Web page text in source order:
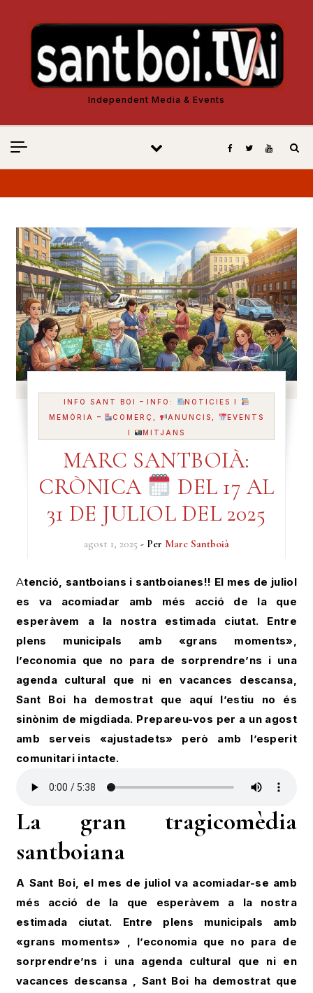
Independent Media & Events
INFO SANT BOI -INFO:
NOTICIES I
MEMÒRIA
- COMERÇ, ANUNCIS,
EVENTS
I
MITJANS
MARC SANTBOIÀ:
CRÒNICA
DEL 17 AL
31 DE JULIOL DEL 2025
agost 1, 2025 - Per Marc Santboià
Atenció, santboians i santboianes!! El mes de juliol
es va acomiadar amb més acció de la que
esperàvem a la nostra estimada ciutat. Entre
plens municipals amb «grans moments»,
l’economia que no para de sorprendre’ns i una
agenda cultural que ni en vacances descansa,
Sant Boi ha demostrat que aquí l’estiu no és
sinònim de migdiada. Prepareu-vos per a un agost
amb serveis «ajustadets» però amb l’esperit
comunitari intacte.
La gran tragicomèdia
santboiana
A Sant Boi, el mes de juliol va acomiadar-se amb
més acció de la que esperàvem a la nostra
estimada ciutat. Entre plens municipals amb
«grans moments» , l’economia que no para de
sorprendre’ns i una agenda cultural que ni en
vacances descansa , Sant Boi ha demostrat que